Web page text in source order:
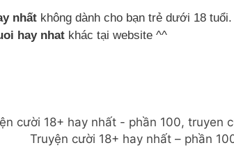
nhất không dành cho bạn trẻ dưới 18
hay nhat khác tại website ^^
Truyện cười 18+ hay nhất – phần